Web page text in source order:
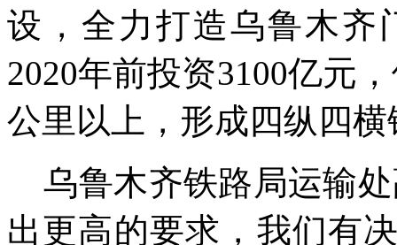
设，全力打造乌鲁木齐
2020年前投资3100亿元
公里以上，形成四纵四
乌鲁木齐铁路局运输处
出更高的要求，我们有